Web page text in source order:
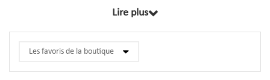
Des bords feuillés de sorte que le durite ne glisse pas
Lire plus